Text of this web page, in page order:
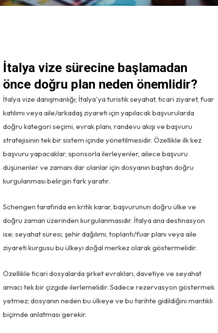
İtalya vize sürecine başlamadan
önce doğru plan neden önemlidir?
İtalya vize danışmanlığı; İtalya'ya turistik seyahat, ticari ziyaret, fuar
katılımı veya aile/arkadaş ziyareti için yapılacak başvurularda
doğru kategori seçimi, evrak planı, randevu akışı ve başvuru
stratejisinin tek bir sistem içinde yönetilmesidir. Özellikle ilk kez
başvuru yapacaklar, sponsorla ilerleyenler, ailece başvuru
düşünenler ve zamanı dar olanlar için dosyanın baştan doğru
kurgulanması belirgin fark yaratır.
Schengen tarafında en kritik karar, başvurunun doğru ülke ve
doğru zaman üzerinden kurgulanmasıdır. İtalya ana destinasyon
ise; seyahat süresi, şehir dağılımı, toplantı/fuar planı veya aile
ziyareti kurgusu bu ülkeyi doğal merkez olarak göstermelidir.
Özellikle ticari dosyalarda şirket evrakları, davetiye ve seyahat
amacı tek bir çizgide ilerlemelidir. Sadece rezervasyon göstermek
yetmez; dosyanın neden bu ülkeye ve bu tarihte gidildiğini mantıklı
biçimde anlatması gerekir.